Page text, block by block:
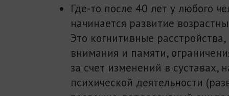
Где-то после 40 лет у любого
начинается развитие
Это когнитивные
внимания и памяти,
за счет изменений в суставах,
психической деятельности